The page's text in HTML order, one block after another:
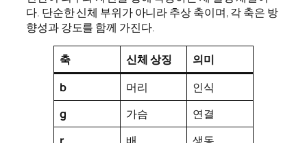
다. 단순한 신체 부위가 아니라 추상 축이며, 각 축은 방
향성과 강도를 함께 가진다.
축 신체 상징
의미
b
머리
인식
g
가슴
연결